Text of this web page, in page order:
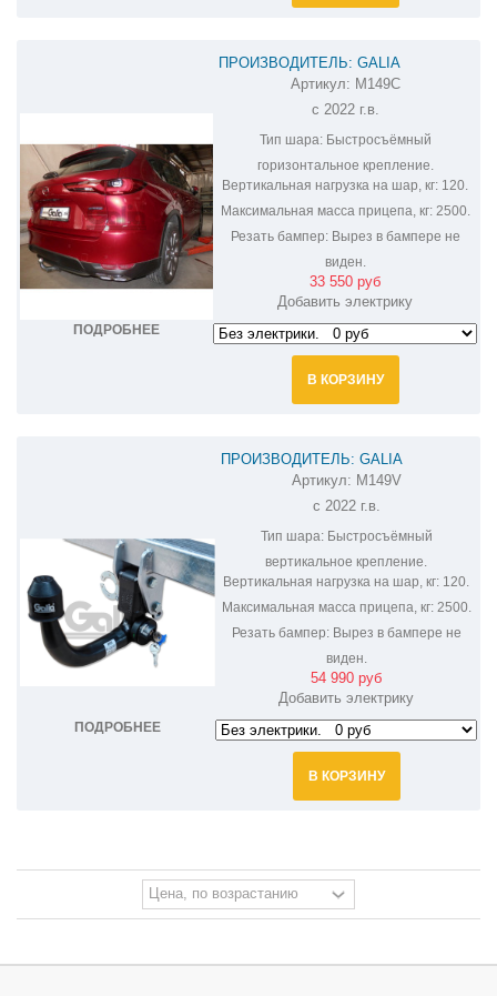
ПОДРОБНЕЕ
ПРОИЗВОДИТЕЛЬ: GALIA
ОЦИНКОВАННЫЙ ФАРКОП НА MAZDA
CX-60 M149C
Артикул: M149C
с 2022 г.в.
Тип шара:Быстросъёмный
горизонтальное крепление.
Вертикальная нагрузка на шар, кг: 120.
Максимальная масса прицепа, кг:2500.
Резать бампер:Вырез в бампере не
виден.
33 550 руб
Добавить электрику
В КОРЗИНУ
ПОДРОБНЕЕ
ПРОИЗВОДИТЕЛЬ: GALIA
ОЦИНКОВАННЫЙ ФАРКОП НА MAZDA
CX-60 M149V
Артикул: M149V
с 2022 г.в.
Тип шара:Быстросъёмный
вертикальное крепление.
Вертикальная нагрузка на шар, кг: 120.
Максимальная масса прицепа, кг:2500.
Резать бампер:Вырез в бампере не
виден.
54 990 руб
Добавить электрику
В КОРЗИНУ